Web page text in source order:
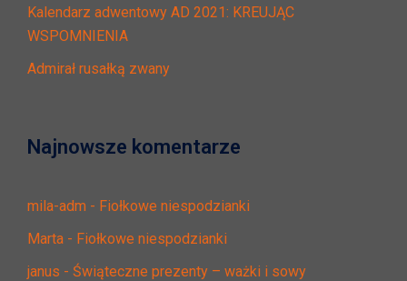
Kalendarz adwentowy AD 2021: KREUJĄC
WSPOMNIENIA
Admirał rusałką zwany
Najnowsze komentarze
mila-adm - Fiołkowe niespodzianki
Marta - Fiołkowe niespodzianki
janus - Świąteczne prezenty – ważki i sowy